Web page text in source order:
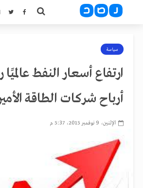
سياسة
ارتفاع أسعار النفط
أرباح شركات الطاقة
الإثنين، 9 نوفمبر 2015، 5:37 م